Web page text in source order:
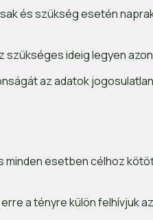
és szükség esetén
szükséges ideig legyen
az adatok
esetben célhoz
a tényre külön felhívjuk